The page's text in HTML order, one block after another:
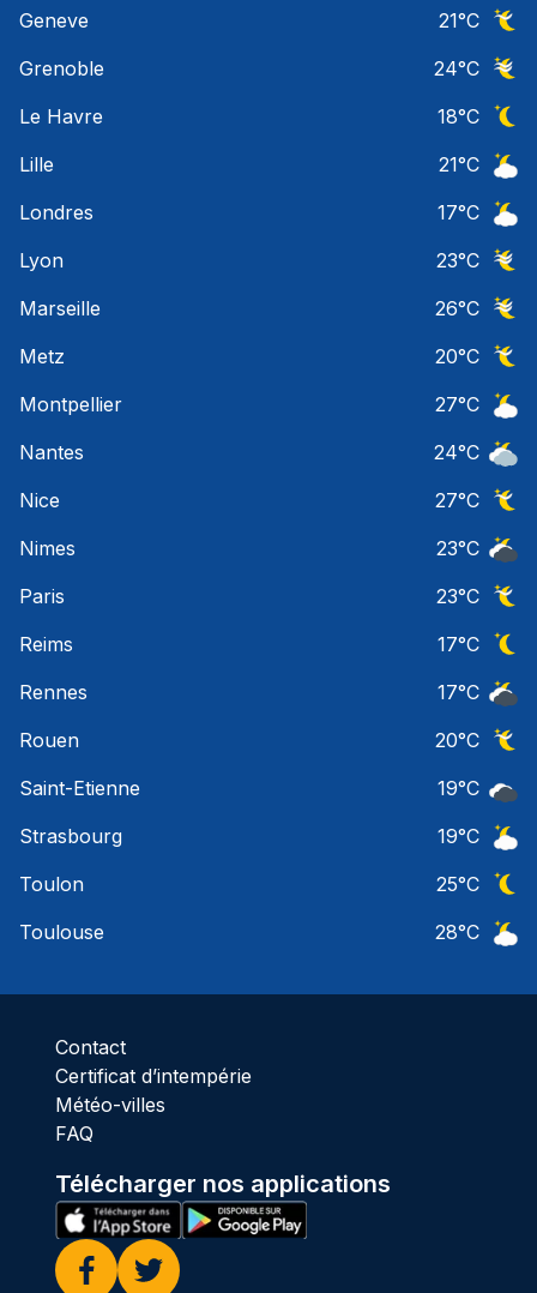
Geneve
21°C
Grenoble
24°C
Le Havre
18°C
Lille
21°C
Londres
17°C
Lyon
23°C
Marseille
26°C
Metz
20°C
Montpellier
27°C
Nantes
24°C
Nice
27°C
Nimes
23°C
Paris
23°C
Reims
17°C
Rennes
17°C
Rouen
20°C
Saint-Etienne
19°C
Strasbourg
19°C
Toulon
25°C
Toulouse
28°C
Contact
Certificat d’intempérie
Météo-villes
FAQ
Télécharger nos applications